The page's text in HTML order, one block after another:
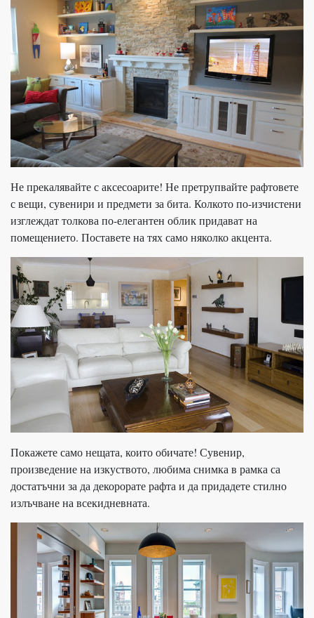
Не прекалявайте с аксесоарите! Не претрупвайте рафтовете
с вещи, сувенири и предмети за бита. Колкото по-изчистени
изглеждат толкова по-елегантен облик придават на
помещението. Поставете на тях само няколко акцента.
Покажете само нещата, които обичате! Сувенир,
произведение на изкуството, любима снимка в рамка са
достатъчни за да декорорате рафта и да придадете стилно
излъчване на всекидневната.